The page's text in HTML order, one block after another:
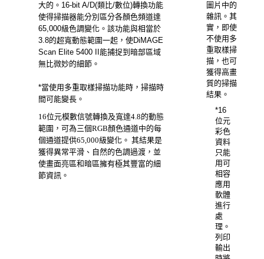
大的。16-bit A/D(類比/數位)轉換功能
使得掃描器能分別區分各顏色頻道達
65,000級色調變化。該功能與相當於
3.8的超寬動態範圍一起，使DiMAGE
Scan Elite 5400 II能捕捉到暗部區域
無比微妙的細節。
*當使用多重取樣掃描功能時，掃描時
間可能變長。
16位元模數信號轉換及寬達4.8的動態
範圍，可為三個RGB顏色通道中的每
個通道提供65,000級變化。 其結果是
獲得異常平滑、自然的色調過渡，並
使畫面亮區和暗區擁有極其豐富的細
節資訊。
圖片中的
雜訊。其
實，即使
不使用多
重取樣掃
描，也可
獲得高畫
質的掃描
結果。
*16
位元
彩色
資料
只能
用可
相容
應用
軟體
進行
處
理。
列印
輸出